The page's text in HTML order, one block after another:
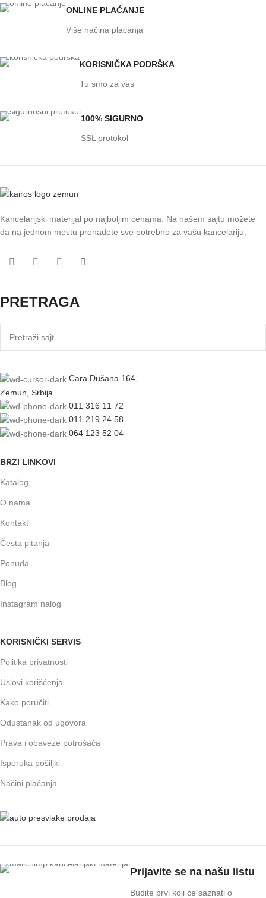
ONLINE PLAĆANJE
Više načina plaćanja
KORISNIČKA PODRŠKA
Tu smo za vas
100% SIGURNO
SSL protokol
Kancelarijski materijal po najboljim cenama. Na našem sajtu možete
da na jednom mestu pronađete sve potrebno za vašu kancelariju.
PRETRAGA
Cara Dušana 164,
Zemun, Srbija
011 316 11 72
011 219 24 58
064 123 52 04
BRZI LINKOVI
Katalog
O nama
Kontakt
Česta pitanja
Ponuda
Blog
Instagram nalog
KORISNIČKI SERVIS
Politika privatnosti
Uslovi korišćenja
Kako poručiti
Odustanak od ugovora
Prava i obaveze potrošača
Isporuka pošiljki
Načini plaćanja
Prijavite se na našu listu
Budite prvi koji će saznati o